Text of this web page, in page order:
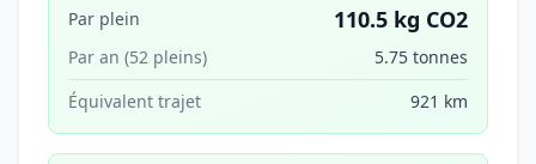
Par plein 110.5 kg CO2
Par an (52 pleins)
5.75 tonnes
Équivalent trajet
921 km